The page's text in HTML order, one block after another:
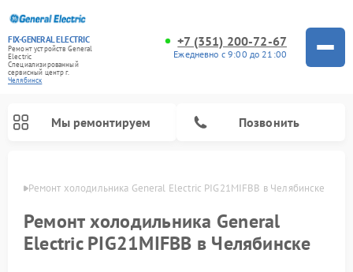
FIX-GENERAL ELECTRIC
Ремонт устройств General
Electric
Специализированный
cервисный центр г.
Челябинск
+7 (351) 200-72-67
Ежедневно с 9:00 до 21:00
Мы ремонтируем Позвонить
Ремонт холодильника General Electric PIG21MIFBB в Челябинске
Ремонт холодильника General
Electric PIG21MIFBB в Челябинске